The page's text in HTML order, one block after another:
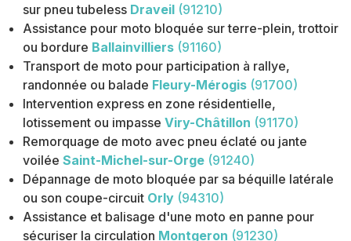
sur pneu tubeless Draveil (91210)
Assistance pour moto bloquée sur terre-plein, trottoir
ou bordure Ballainvilliers (91160)
Transport de moto pour participation à rallye,
randonnée ou balade Fleury-Mérogis (91700)
Intervention express en zone résidentielle,
lotissement ou impasse Viry-Châtillon (91170)
Remorquage de moto avec pneu éclaté ou jante
voilée Saint-Michel-sur-Orge (91240)
Dépannage de moto bloquée par sa béquille latérale
ou son coupe-circuit Orly (94310)
Assistance et balisage d'une moto en panne pour
sécuriser la circulation Montgeron (91230)